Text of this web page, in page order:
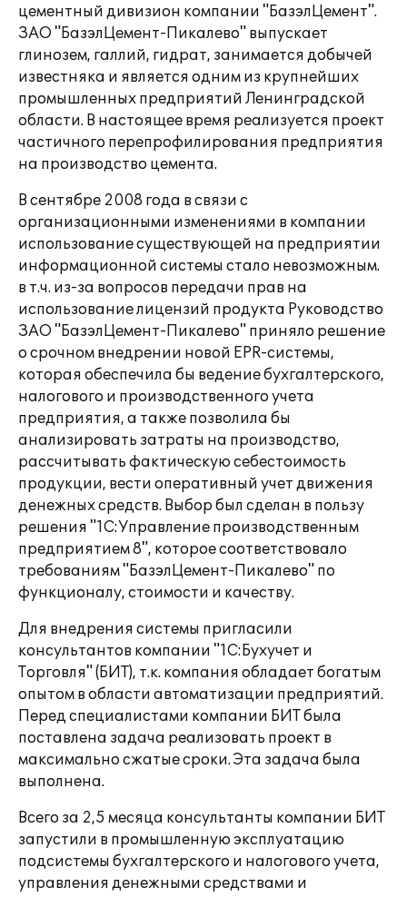
цементный дивизион компании "БазэлЦемент".
ЗАО "БазэлЦемент-Пикалево" выпускает
глинозем, галлий, гидрат, занимается добычей
известняка и является одним из крупнейших
промышленных предприятий Ленинградской
области. В настоящее время реализуется проект
частичного перепрофилирования предприятия
на производство цемента.
В сентябре 2008 года в связи с
организационными изменениями в компании
использование существующей на предприятии
информационной системы стало невозможным.
в т.ч. из-за вопросов передачи прав на
использование лицензий продукта Руководство
ЗАО "БазэлЦемент-Пикалево" приняло решение
о срочном внедрении новой EPR-системы,
которая обеспечила бы ведение бухгалтерского,
налогового и производственного учета
предприятия, а также позволила бы
анализировать затраты на производство,
рассчитывать фактическую себестоимость
продукции, вести оперативный учет движения
денежных средств. Выбор был сделан в пользу
решения "1С:Управление производственным
предприятием 8", которое соответствовало
требованиям "БазэлЦемент-Пикалево" по
функционалу, стоимости и качеству.
Для внедрения системы пригласили
консультантов компании "1С:Бухучет и
Торговля" (БИТ), т.к. компания обладает богатым
опытом в области автоматизации предприятий.
Перед специалистами компании БИТ была
поставлена задача реализовать проект в
максимально сжатые сроки. Эта задача была
выполнена.
Всего за 2,5 месяца консультанты компании БИТ
запустили в промышленную эксплуатацию
подсистемы бухгалтерского и налогового учета,
управления денежными средствами и